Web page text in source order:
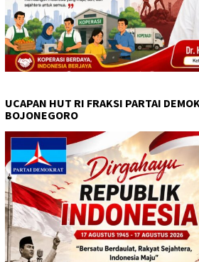
UCAPAN HUT RI FRAKSI PARTAI
BOJONEGORO